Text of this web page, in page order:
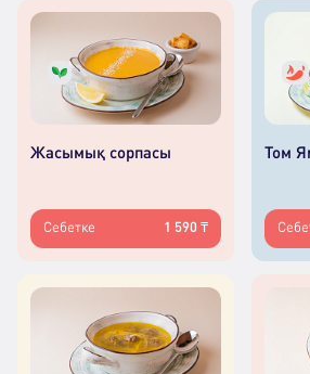
Жасымық сорпасы
Себетке 1 590 ₸
Том